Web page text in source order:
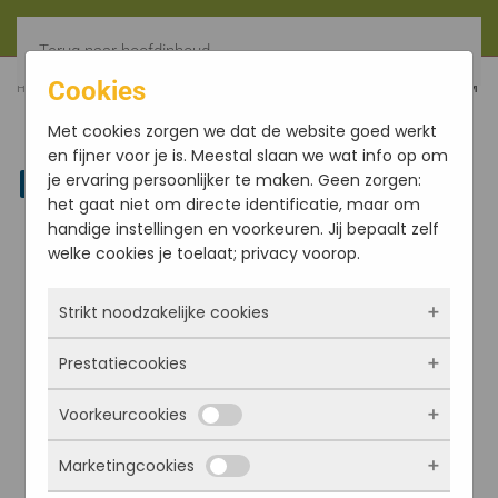
Terug naar hoofdinhoud
HOME FILTER KLANKSCHAALSTOKJES MET SUEDE 15CM
Linkedin
Cookies
Met cookies zorgen we dat de website goed werkt
en fijner voor je is. Meestal slaan we wat info op om
je ervaring persoonlijker te maken. Geen zorgen:
het gaat niet om directe identificatie, maar om
handige instellingen en voorkeuren. Jij bepaalt zelf
welke cookies je toelaat; privacy voorop.
Strikt noodzakelijke cookies
Deze cookies zorgen ervoor dat de website
überhaupt werkt. Ze zijn dus altijd actief en
kunnen niet worden uitgezet. Meestal worden
ze alleen geplaatst als jij iets doet, zoals
inloggen, een formulier invullen of je
Prestatiecookies
Met deze cookies zien we hoe vaak onze site
bezocht wordt, waar bezoekers vandaan
komen en welke pagina’s populair zijn. Zo
Voorkeurcookies
Deze cookies onthouden jouw voorkeuren.
Marketingcookies